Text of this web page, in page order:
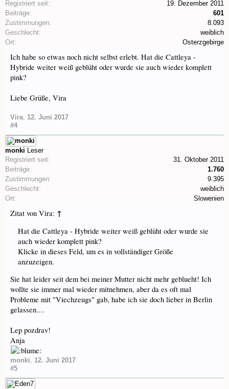
Registriert seit:
19. Dezember 2011
Beiträge:
601
Zustimmungen:
8.093
Geschlecht:
weiblich
Ort:
Osterzgebirge
Ich habe so etwas noch nicht selbst erlebt. Hat die Cattleya -
Hybride weiter weiß geblüht oder wurde sie auch wieder komplett
pink?
Liebe Grüße, Vira
Vira, 12. Juni 2017
#4
monki Leser
Registriert seit:
31. Oktober 2011
Beiträge:
1.760
Zustimmungen:
9.395
Geschlecht:
weiblich
Ort:
Slowenien
Zitat von Vira: ↑
Hat die Cattleya - Hybride weiter weiß geblüht oder wurde sie
auch wieder komplett pink?
Klicke in dieses Feld, um es in vollständiger Größe
anzuzeigen.
Sie hat leider seit dem bei meiner Mutter nicht mehr geblueht! Ich
wollte sie immer mal wieder mitnehmen, aber da es oft mal
Probleme mit "Viechzeugs" gab, habe ich sie doch lieber in Berlin
gelassen....
Lep pozdrav!
Anja
monki, 12. Juni 2017
#5